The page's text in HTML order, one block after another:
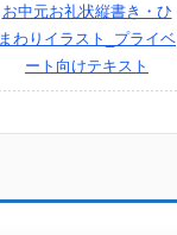
お中元お礼状縦書き・ひ
まわりイラスト_プライベ
ート向けテキスト